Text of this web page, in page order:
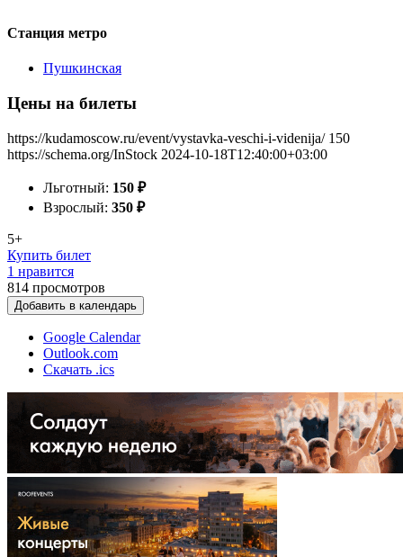
Станция метро
Пушкинская
Цены на билеты
https://kudamoscow.ru/event/vystavka-veschi-i-videnija/ 150
https://schema.org/InStock 2024-10-18T12:40:00+03:00
Льготный: 150 ₽
Взрослый: 350 ₽
5+
Купить билет
1 нравится
814 просмотров
Добавить в календарь
Google Calendar
Outlook.com
Скачать .ics